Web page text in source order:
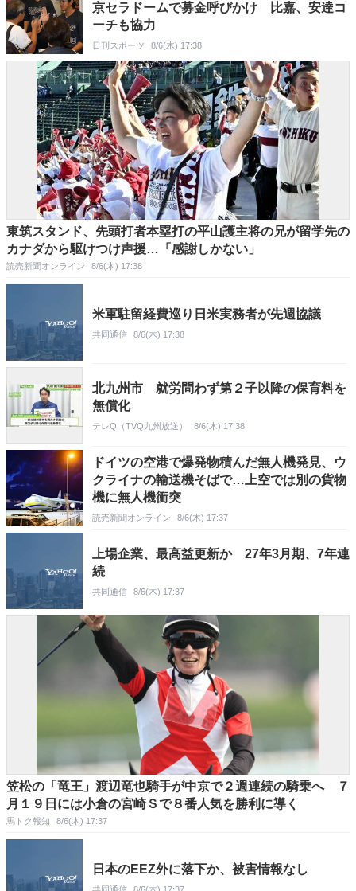
京セラドームで募金呼びかけ 比嘉、安達コ
ーチも協力
日刊スポーツ 8/6(木) 17:38
東筑スタンド、先頭打者本塁打の平山護主将の兄が留学先の
カナダから駆けつけ声援…「感謝しかない」
読売新聞オンライン 8/6(木) 17:38
米軍駐留経費巡り日米実務者が先週協議
共同通信 8/6(木) 17:38
北九州市 就労問わず第２子以降の保育料を
無償化
テレQ（TVQ九州放送） 8/6(木) 17:38
ドイツの空港で爆発物積んだ無人機発見、ウ
クライナの輸送機そばで…上空では別の貨物
機に無人機衝突
読売新聞オンライン 8/6(木) 17:37
上場企業、最高益更新か 27年3月期、7年連
続
共同通信 8/6(木) 17:37
笠松の「竜王」渡辺竜也騎手が中京で２週連続の騎乗へ ７
月１９日には小倉の宮崎Ｓで８番人気を勝利に導く
馬トク報知 8/6(木) 17:37
日本のEEZ外に落下か、被害情報なし